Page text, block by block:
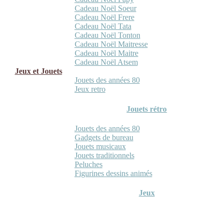
Cadeau Noël Soeur
Cadeau Noël Frere
Cadeau Noël Tata
Cadeau Noël Tonton
Cadeau Noël Maitresse
Cadeau Noël Maitre
Cadeau Noël Atsem
Jeux et Jouets
Jouets des années 80
Jeux retro
Jouets rétro
Jouets des années 80
Gadgets de bureau
Jouets musicaux
Jouets traditionnels
Peluches
Figurines dessins animés
Jeux